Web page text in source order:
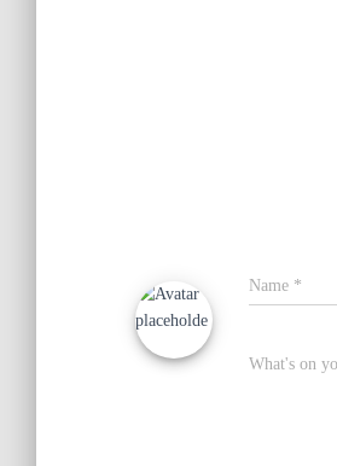
Name *
What's on